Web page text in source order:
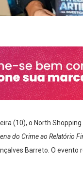
(10), o North
do Crime ao Relatório
Barreto. O